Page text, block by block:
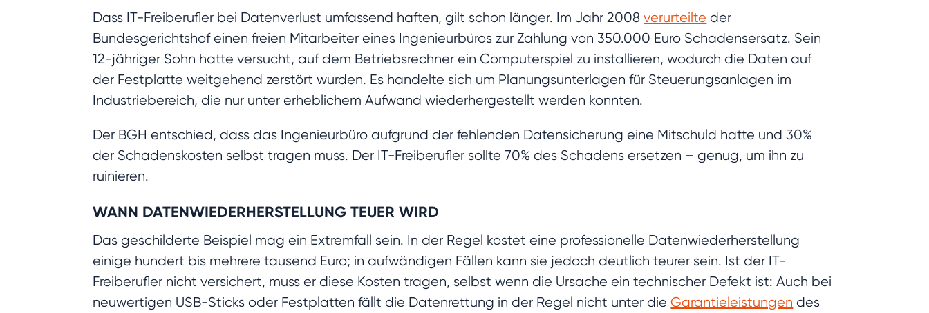
Dass IT-Freiberufler bei Datenverlust umfassend haften, gilt schon länger. Im Jahr 2008verurteilte der
Bundesgerichtshof einen freien Mitarbeiter eines Ingenieurbüros zur Zahlung von 350.000 Euro Schadensersatz. Sein
12-jähriger Sohn hatte versucht, auf dem Betriebsrechner ein Computerspiel zu installieren, wodurch die Daten auf
der Festplatte weitgehend zerstört wurden. Es handelte sich um Planungsunterlagen für Steuerungsanlagen im
Industriebereich, die nur unter erheblichem Aufwand wiederhergestellt werden konnten.
Der BGH entschied, dass das Ingenieurbüro aufgrund der fehlenden Datensicherung eine Mitschuld hatte und 30%
der Schadenskosten selbst tragen muss. Der IT-Freiberufler sollte 70% des Schadens ersetzen – genug, um ihn zu
ruinieren.
WANN DATENWIEDERHERSTELLUNG TEUER WIRD
Das geschilderte Beispiel mag ein Extremfall sein. In der Regel kostet eine professionelle Datenwiederherstellung
einige hundert bis mehrere tausend Euro; in aufwändigen Fällen kann sie jedoch deutlich teurer sein. Ist der IT-
Freiberufler nicht versichert, muss er diese Kosten tragen, selbst wenn die Ursache ein technischer Defekt ist: Auch bei
neuwertigen USB-Sticks oder Festplatten fällt die Datenrettung in der Regel nicht unter dieGarantieleistungen des